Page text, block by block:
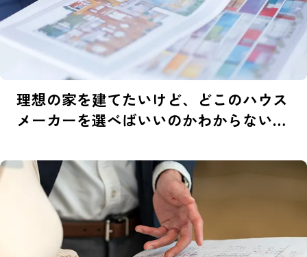
理想の家を建てたいけど、
どこのハウス
メーカーを選べばいいのかわからない…